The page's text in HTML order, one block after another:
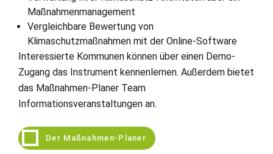
Maßnahmenmanagement
Vergleichbare Bewertung von
Klimaschutzmaßnahmen mit der Online-Software
Interessierte Kommunen können über einen Demo-
Zugang das Instrument kennenlernen. Außerdem bietet
das Maßnahmen-Planer Team
Informationsveranstaltungen an.
Der Maßnahmen-Planer